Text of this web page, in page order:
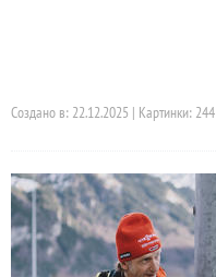
Создано в: 22.12.2025 | Картинки: 244